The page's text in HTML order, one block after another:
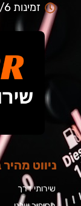
זמינות 24/6
ניווט
שירותי דרך